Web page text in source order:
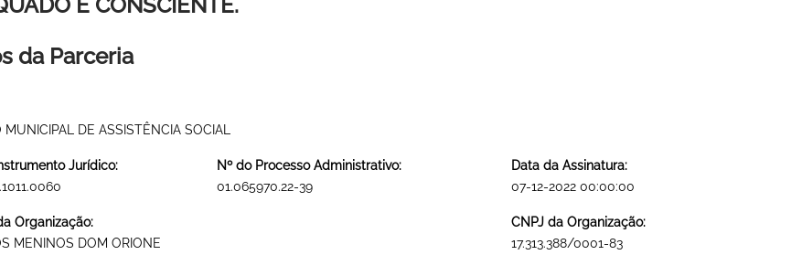
E CONSCIENTE.
da Parceria
MUNICIPAL DE ASSISTÊNCIA SOCIAL
Jurídico:
Nº do Processo Administrativo:
01.065970.22-39
Data da Assinatura:
07-12-2022 00:00:00
Organização:
MENINOS DOM ORIONE
CNPJ da Organização:
17.313.388/0001-83